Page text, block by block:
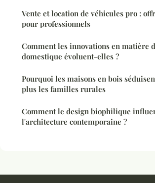
Vente et location de véhicules pro :
pour professionnels
Comment les innovations en matière
domestique évoluent-elles ?
Pourquoi les maisons en bois
plus les familles rurales
Comment le design biophilique
l'architecture contemporaine ?